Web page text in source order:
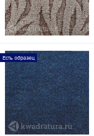
Есть образец